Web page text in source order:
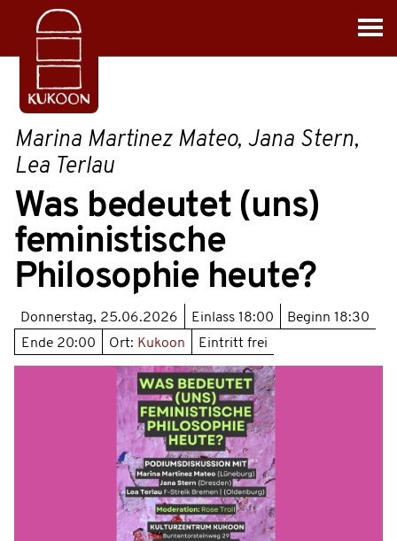
Marina Martinez Mateo, Jana Stern,
Lea Terlau
Was bedeutet (uns)
feministische
Philosophie heute?
Donnerstag, 25.06.2026 Einlass 18:00 Beginn 18:30
Ende 20:00 Ort: Kukoon Eintritt frei